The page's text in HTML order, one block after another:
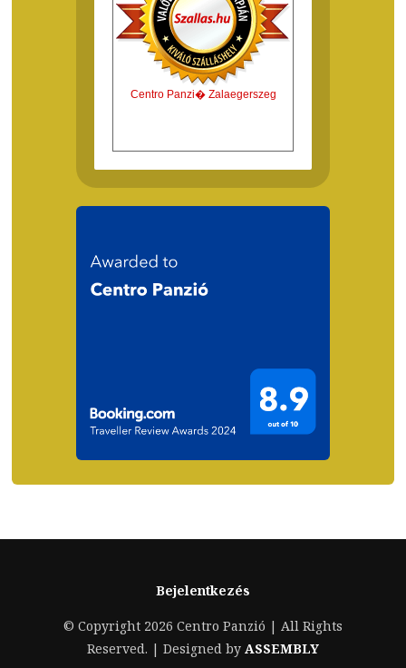
Centro Panzi� Zalaegerszeg
Bejelentkezés
© Copyright 2026 Centro Panzió | All Rights
Reserved. | Designed by ASSEMBLY